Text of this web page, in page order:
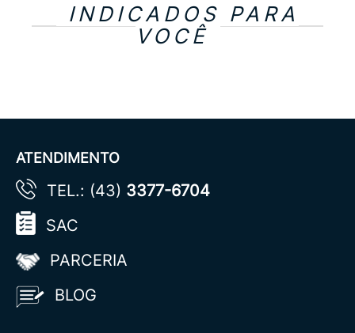
INDICADOS PARA
VOCÊ
ATENDIMENTO
TEL.: (43) 3377-6704
SAC
PARCERIA
BLOG